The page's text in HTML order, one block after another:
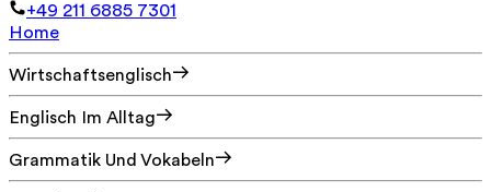
+49 211 6885 7301
Home
Wirtschaftsenglisch
Englisch Im Alltag
Grammatik Und Vokabeln